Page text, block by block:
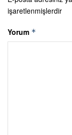
işaretlenmişlerdir
Yorum *